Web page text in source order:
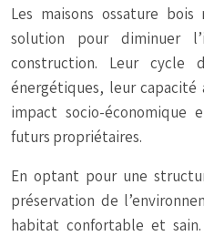
Les maisons ossature
solution pour diminuer
construction. Leur cycle
énergétiques, leur
impact socio-
futurs propriétaires.
En optant pour une
préservation de
habitat confortable et